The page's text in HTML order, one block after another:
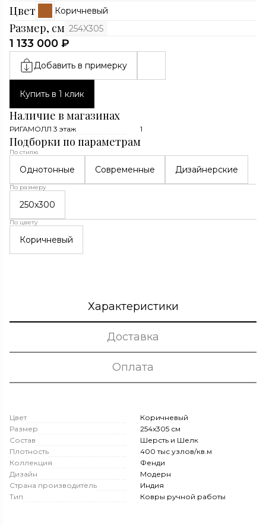
Цвет Коричневый
Размер, см 254X305
1 133 000 ₽
Добавить в примерку
Купить в 1 клик
Наличие в магазинах
РИГАМОЛЛ 3 этаж 1
Подборки по параметрам
По стилю
Однотонные Современные Дизайнерские
По размеру
250x300
По цвету
Коричневый
Характеристики
Доставка
Оплата
Цвет
Коричневый
Размер
254x305 см
Состав
Шерсть и Шелк
Плотность
400 тыс узлов/кв.м
Коллекция
Фенди
Дизайн
Модерн
Страна производитель
Индия
Тип
Ковры ручной работы